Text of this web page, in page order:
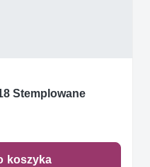
Stemplowane
koszyka